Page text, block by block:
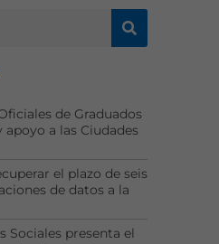
de Graduados
a las Ciudades
el plazo de seis
de datos a la
Sociales presenta el